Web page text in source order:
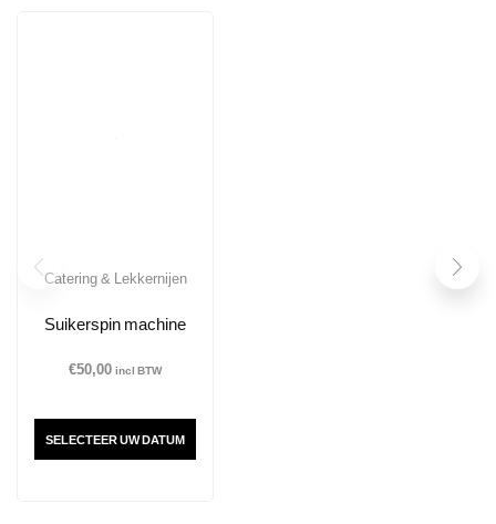
Catering & Lekkernijen
Suikerspin machine
€50,00 incl BTW
SELECTEER UW DATUM